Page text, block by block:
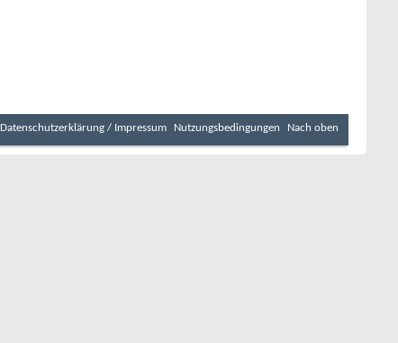
Datenschutzerklärung / Impressum Nutzungsbedingungen Nach oben